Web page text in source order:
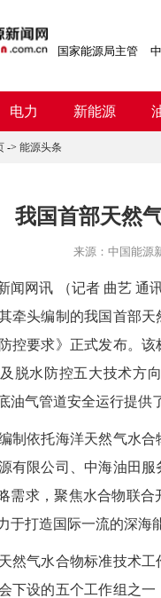
国家能源局主管
电力 新能源
-> 能源头条
我国首部天然
来源： 中国能源
网讯 （记者 曲艺 通
牵头编制的我国首部
控要求》正式发布。
脱水防控五大技术方
油气管道安全运行提供
依托海洋天然气水合
有限公司、中海油田
需求，聚焦水合物联
于打造国际一流的深海
气水合物标准技术工
下设的五个工作组之一